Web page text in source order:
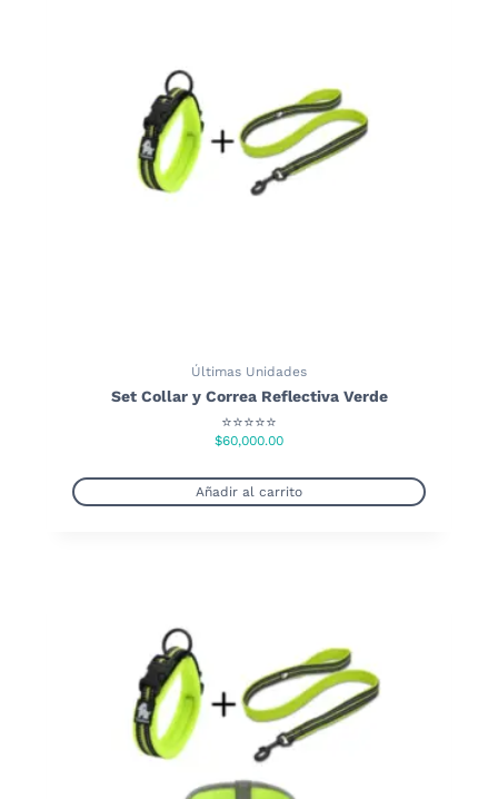
Últimas Unidades
Set Collar y Correa Reflectiva Verde
⭐⭐⭐⭐⭐
$60,000.00
Añadir al carrito